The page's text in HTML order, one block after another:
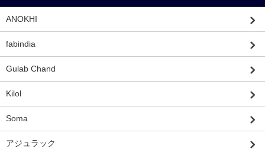
ANOKHI
fabindia
Gulab Chand
Kilol
Soma
アジュラック